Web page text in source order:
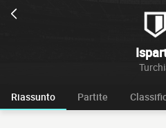
Riassunto Partite